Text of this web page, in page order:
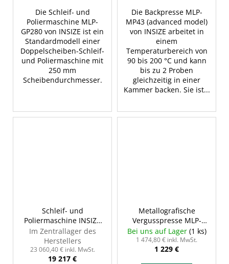
Die Schleif- und
Poliermaschine MLP-
GP280 von INSIZE ist ein
Standardmodell einer
Doppelscheiben-Schleif-
und Poliermaschine mit
250 mm
Scheibendurchmesser.
Die Backpresse MLP-
MP43 (advanced model)
von INSIZE arbeitet in
einem
Temperaturbereich von
90 bis 200 °C und kann
bis zu 2 Proben
gleichzeitig in einer
Kammer backen. Sie ist...
Schleif- und
Poliermaschine INSIZE
MLP-GP305
Im Zentrallager des
Herstellers
23 060,40 € inkl. MwSt.
19 217 €
Metallografische
Vergusspresse MLP-
MP62
Bei uns auf Lager (1 ks)
1 474,80 € inkl. MwSt.
1 229 €